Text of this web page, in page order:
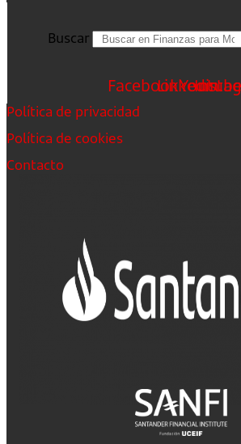
Buscar
FacebookLinkedin
Youtube
Política de privacidad
Política de cookies
Contacto